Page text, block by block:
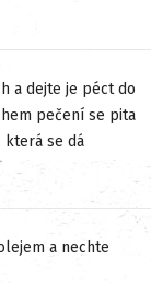
a dejte je péct do
pečení se pita
která se dá
a nechte